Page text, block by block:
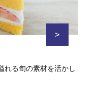
>
れる旬の素材を活かし